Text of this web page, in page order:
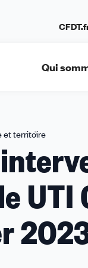
Qui
et territoire
:
de
UTI
UTI